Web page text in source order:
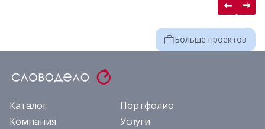
Больше проектов
Каталог
Портфолио
Компания
Услуги